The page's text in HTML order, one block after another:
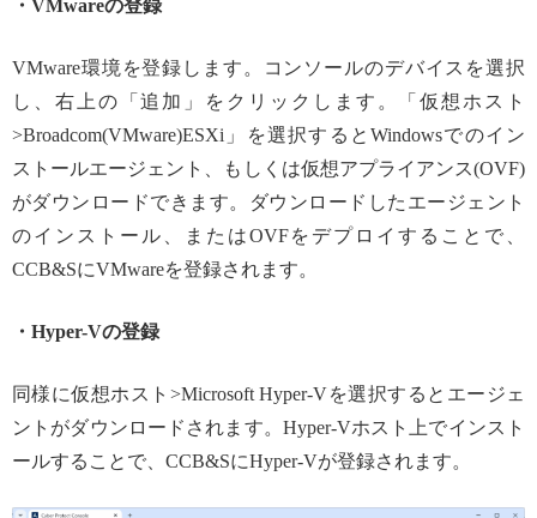
・VMwareの登録
VMware環境を登録します。コンソールのデバイスを選択
し、右上の「追加」をクリックします。「仮想ホスト
>Broadcom(VMware)ESXi」を選択するとWindowsでのイン
ストールエージェント、もしくは仮想アプライアンス(OVF)
がダウンロードできます。ダウンロードしたエージェント
のインストール、またはOVFをデプロイすることで、
CCB&SにVMwareを登録されます。
・Hyper-Vの登録
同様に仮想ホスト>Microsoft Hyper-Vを選択するとエージェ
ントがダウンロードされます。Hyper-Vホスト上でインスト
ールすることで、CCB&SにHyper-Vが登録されます。